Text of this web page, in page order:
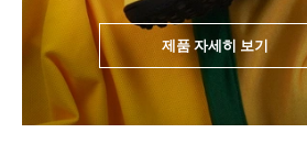
제품 자세히 보기